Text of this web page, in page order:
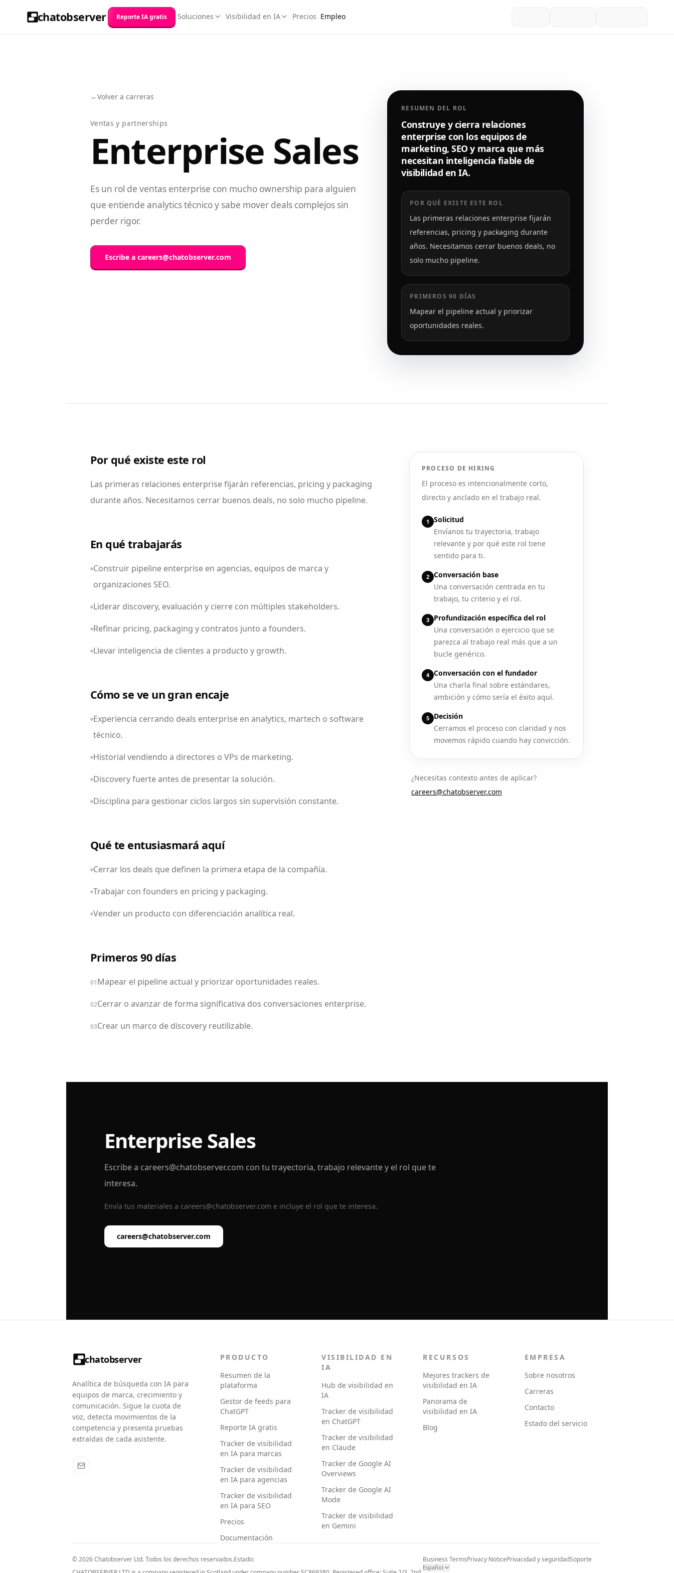
chatobserver Reporte IA gratis Soluciones Visibilidad en IA Precios Empleo
←Volver a carreras
Ventas y partnerships
Enterprise Sales
Es un rol de ventas enterprise con mucho ownership para alguien
que entiende analytics técnico y sabe mover deals complejos sin
perder rigor.
Escribe a careers@chatobserver.com
RESUMEN DEL ROL
Construye y cierra relaciones
enterprise con los equipos de
marketing, SEO y marca que más
necesitan inteligencia fiable de
visibilidad en IA.
POR QUÉ EXISTE ESTE ROL
Las primeras relaciones enterprise fijarán
referencias, pricing y packaging durante
años. Necesitamos cerrar buenos deals, no
solo mucho pipeline.
PRIMEROS 90 DÍAS
Mapear el pipeline actual y priorizar
oportunidades reales.
Por qué existe este rol
Las primeras relaciones enterprise fijarán referencias, pricing y packaging
durante años. Necesitamos cerrar buenos deals, no solo mucho pipeline.
En qué trabajarás
Construir pipeline enterprise en agencias, equipos de marca y
organizaciones SEO.
Liderar discovery, evaluación y cierre con múltiples stakeholders.
Refinar pricing, packaging y contratos junto a founders.
Llevar inteligencia de clientes a producto y growth.
Cómo se ve un gran encaje
Experiencia cerrando deals enterprise en analytics, martech o software
técnico.
Historial vendiendo a directores o VPs de marketing.
Discovery fuerte antes de presentar la solución.
Disciplina para gestionar ciclos largos sin supervisión constante.
Qué te entusiasmará aquí
Cerrar los deals que definen la primera etapa de la compañía.
Trabajar con founders en pricing y packaging.
Vender un producto con diferenciación analítica real.
Primeros 90 días
01Mapear el pipeline actual y priorizar oportunidades reales.
02Cerrar o avanzar de forma significativa dos conversaciones enterprise.
03Crear un marco de discovery reutilizable.
PROCESO DE HIRING
El proceso es intencionalmente corto,
directo y anclado en el trabajo real.
1
Solicitud
Envíanos tu trayectoria, trabajo
relevante y por qué este rol tiene
sentido para ti.
2 Conversación base
Una conversación centrada en tu
trabajo, tu criterio y el rol.
3
Profundización específica del rol
Una conversación o ejercicio que se
parezca al trabajo real más que a un
bucle genérico.
4 Conversación con el fundador
Una charla final sobre estándares,
ambición y cómo sería el éxito aquí.
5
Decisión
Cerramos el proceso con claridad y nos
movemos rápido cuando hay convicción.
¿Necesitas contexto antes de aplicar?
careers@chatobserver.com
Enterprise Sales
Escribe a careers@chatobserver.com con tu trayectoria, trabajo relevante y el rol que te
interesa.
Envía tus materiales a careers@chatobserver.com e incluye el rol que te interesa.
careers@chatobserver.com
chatobserver
Analítica de búsqueda con IA para
equipos de marca, crecimiento y
comunicación. Sigue la cuota de
voz, detecta movimientos de la
competencia y presenta pruebas
extraídas de cada asistente.
PRODUCTO
Resumen de la
plataforma
Gestor de feeds para
ChatGPT
Reporte IA gratis
Tracker de visibilidad
en IA para marcas
Tracker de visibilidad
en IA para agencias
Tracker de visibilidad
en IA para SEO
Precios
Documentación
VISIBILIDAD EN
IA
Hub de visibilidad en
IA
Tracker de visibilidad
en ChatGPT
Tracker de visibilidad
en Claude
Tracker de Google AI
Overviews
Tracker de Google AI
Mode
Tracker de visibilidad
en Gemini
RECURSOS
Mejores trackers de
visibilidad en IA
Panorama de
visibilidad en IA
Blog
EMPRESA
Sobre nosotros
Carreras
Contacto
Estado del servicio
© 2026 Chatobserver Ltd. Todos los derechos reservados.Estado:
Business TermsPrivacy NoticePrivacidad y seguridadSoporte
Español